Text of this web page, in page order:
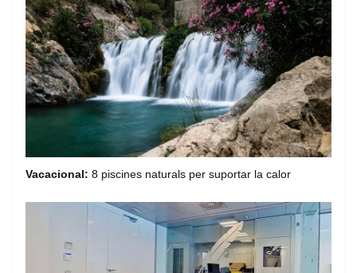
Vacacional: 8 piscines naturals per suportar la calor